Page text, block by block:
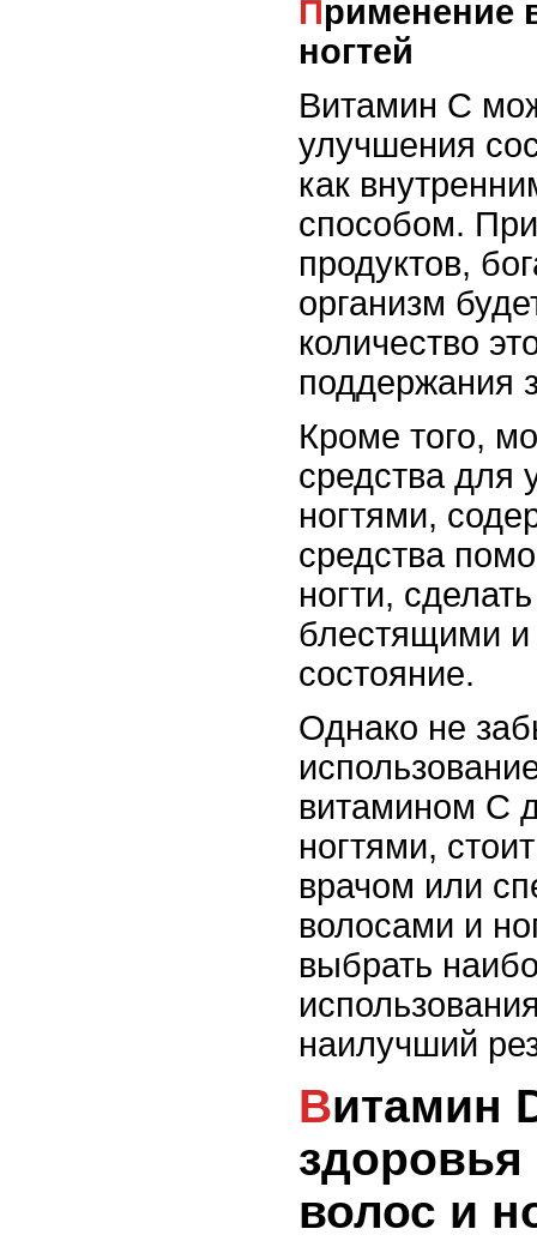
Применение витамина С для волос и
ногтей
Витамин С
улучшения
как
способом.
продуктов,
организм
количество
поддержания
Кроме того,
средства для
ногтями,
средства
ногти,
блестящими
состояние.
Однако не
витамином C
ногтями,
врачом или
волосами и
выбрать
наилучший
Витамин D: не только для
здоровья
волос и